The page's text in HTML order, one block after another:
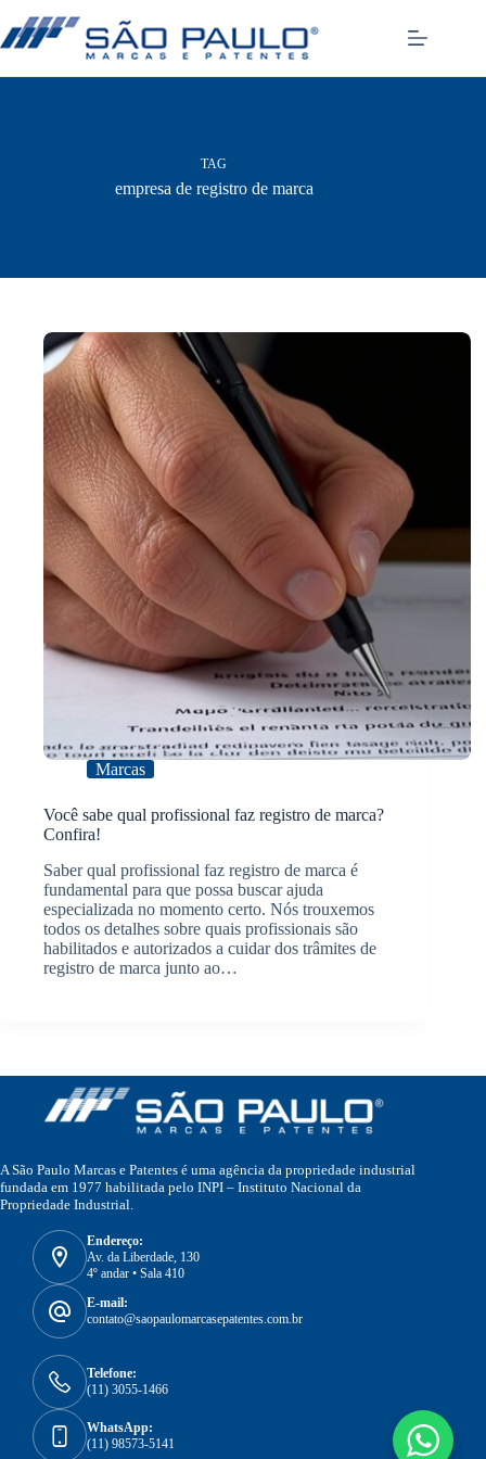
para
o
TAG
empresa de registro de marca
Marcas
Você sabe qual profissional faz registro de marca?
Confira!
Saber qual profissional faz registro de marca é
fundamental para que possa buscar ajuda
especializada no momento certo. Nós trouxemos
todos os detalhes sobre quais profissionais são
habilitados e autorizados a cuidar dos trâmites de
registro de marca junto ao…
A São Paulo Marcas e Patentes é uma agência da propriedade industrial
fundada em 1977 habilitada pelo INPI – Instituto Nacional da
Propriedade Industrial.
Endereço:
Av. da Liberdade, 130
4º andar • Sala 410
E-mail:
contato@saopaulomarcasepatentes.com.br
Telefone:
(11) 3055-1466
WhatsApp:
(11) 98573-5141